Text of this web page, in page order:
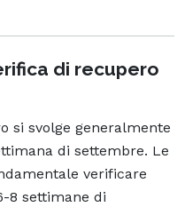
di recupero
si svolge generalmente
di settembre. Le
verificare
8 settimane di